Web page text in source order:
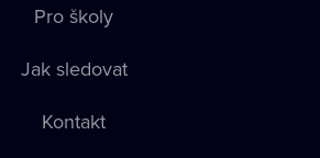
Pro školy
Jak sledovat
Kontakt